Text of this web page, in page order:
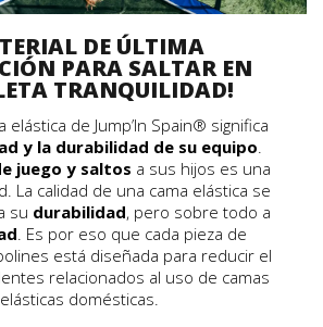
DE ÚLTIMA
PARA SALTAR EN
TRANQUILIDAD!
elástica de Jump’In Spain® significa
y la durabilidad de su equipo.
juego y saltos a sus hijos es una
La calidad de una cama elástica se
su durabilidad, pero sobre todo a
. Es por eso que cada pieza de
está diseñada para reducir el
relacionados al uso de camas
elásticas domésticas.